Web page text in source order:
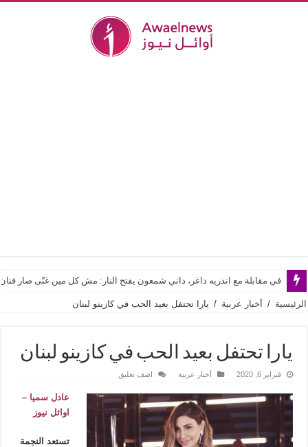
في مقابلة مع اندريه داغر، داني شمعون يفتح النار: مش كل مين غنّى صار
الرئيسية / أخبار عربية / يارا تحتفل بعيد الحب في كازينو لبنان
يارا تحتفل بعيد الحب في كازينو لبنان
فبراير 6, 2020 أخبار عربية اضف تعليق
عادل سميا –
اوائل نيوز
تستعد النجمة